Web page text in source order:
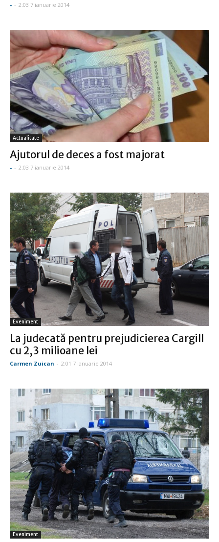
- - 2:03 7 ianuarie 2014
Actualitate
Ajutorul de deces a fost majorat
- - 2:03 7 ianuarie 2014
Eveniment
La judecată pentru prejudicierea Cargill
cu 2,3 milioane lei
Carmen Zuican - 2:01 7 ianuarie 2014
Eveniment